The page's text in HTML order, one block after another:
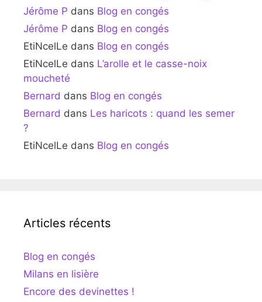
Jérôme P dans Blog en congés
Jérôme P dans Blog en congés
EtiNcelLe dans Blog en congés
EtiNcelLe dans L’arolle et le casse-noix
moucheté
Bernard dans Blog en congés
Bernard dans Les haricots : quand les semer
?
EtiNcelLe dans Blog en congés
Articles récents
Blog en congés
Milans en lisière
Encore des devinettes !